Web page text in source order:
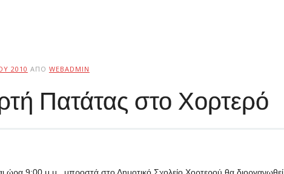
2010 ΑΠΌ WEBADMIN
Πατάτας στο Χορτερό